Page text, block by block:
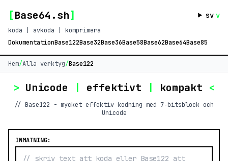
[Base64.sh] sv v
koda | avkoda | komprimera
DokumentationBase122Base32Base36Base58Base62Base64Base85
Hem/Alla verktyg/Base122
> Unicode | effektivt | kompakt <
// Base122 - mycket effektiv kodning med 7‑bitsblock och
Unicode
INMATNING: